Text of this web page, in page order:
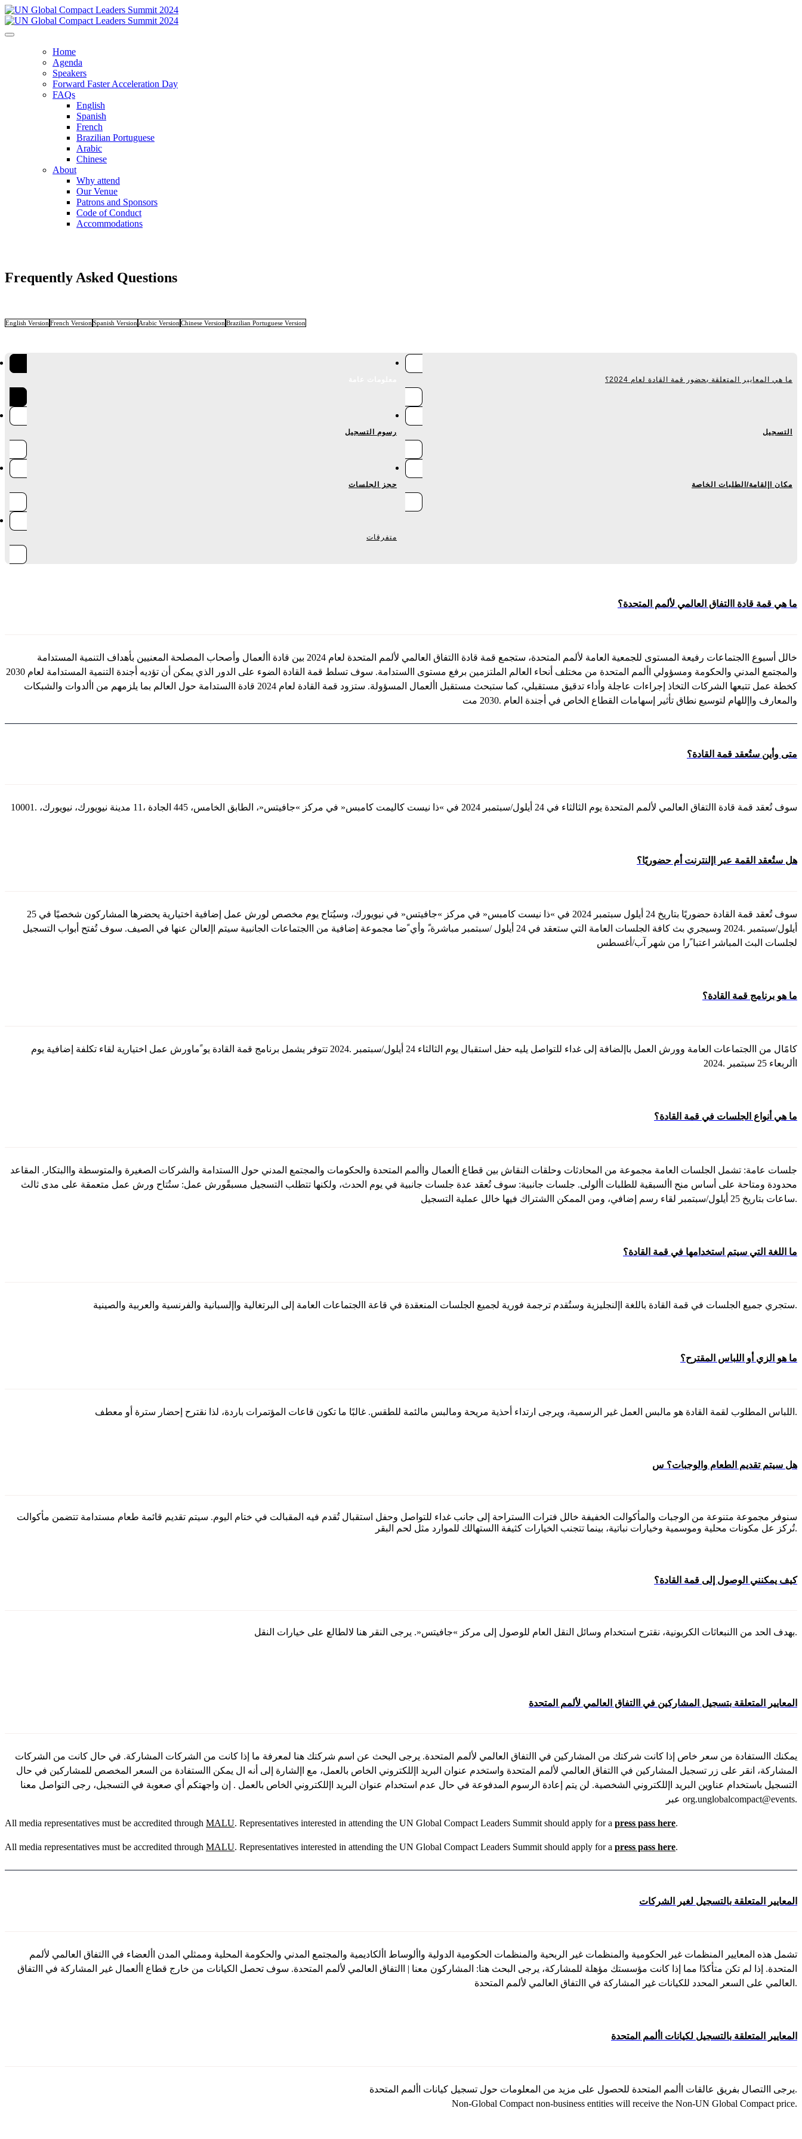
Home
Agenda
Speakers
Forward Faster Acceleration Day
FAQs
English
Spanish
French
Brazilian Portuguese
Arabic
Chinese
About
Why attend
Our Venue
Patrons and Sponsors
Code of Conduct
Accommodations
Frequently Asked Questions
English Version French Version Spanish Version Arabic Version Chinese Version Brazilian Portuguese Version
ما هي المعايير المتعلقة بحضور قمة القادة لعام 2024؟
رسوم التسجيل التسجيل
حجز الجلسات مكان اإلقامة/الطلبات الخاصة
متفرقات
ما هي قمة قادة االتفاق العالمي لألمم المتحدة؟
خالل أسبوع االجتماعات رفيعة المستوى للجمعية العامة لألمم المتحدة، ستجمع قمة قادة االتفاق العالمي لألمم المتحدة لعام 2024 بين قادة األعمال وأصحاب المصلحة المعنيين بأهداف التنمية المستدامة
والمجتمع المدني والحكومة ومسؤولي األمم المتحدة من مختلف أنحاء العالم الملتزمين برفع مستوى االستدامة. سوف تسلط قمة القادة الضوء على الدور الذي يمكن أن تؤديه أجندة التنمية المستدامة لعام 2030
كخطة عمل تتبعها الشركات التخاذ إجراءات عاجلة وأداء تدقيق مستقبلي، كما ستبحث مستقبل األعمال المسؤولة. ستزود قمة القادة لعام 2024 قادة االستدامة حول العالم بما يلزمهم من األدوات والشبكات
والمعارف واإللهام لتوسيع نطاق تأثير إسهامات القطاع الخاص في أجندة العام .2030 مت
متى وأين ستُعقد قمة القادة؟
سوف تُعقد قمة قادة االتفاق العالمي لألمم المتحدة يوم الثالثاء في 24 أيلول/سبتمبر 2024 في »ذا نيست كاليمت كامبس« في مركز »جافيتس«، الطابق الخامس، 445 الجادة ،11 مدينة نيويورك، نيويورك، .10001
هل ستُعقد القمة عبر اإلنترنت أم حضوريًا؟
سوف تُعقد قمة القادة حضوريًا بتاريخ 24 أيلول سبتمبر 2024 في »ذا نيست كامبس« في مركز »جافيتس« في نيويورك، وسيُتاح يوم مخصص لورش عمل إضافية اختيارية يحضرها المشاركون شخصيًا في 25
أيلول/سبتمبر .2024 وسيجري بث كافة الجلسات العامة التي ستعقد في 24 أيلول /سبتمبر مباشرة،ً وأي ًضا مجموعة إضافية من االجتماعات الجانبية سيتم اإلعالن عنها في الصيف. سوف تُفتح أبواب التسجيل
لجلسات البث المباشر اعتبا ًرا من شهر آب/أغسطس
ما هو برنامج قمة القادة؟
كامًال من االجتماعات العامة وورش العمل باإلضافة إلى غداء للتواصل يليه حفل استقبال يوم الثالثاء 24 أيلول/سبتمبر .2024 تتوفر يشمل برنامج قمة القادة يو ًماورش عمل اختيارية لقاء تكلفة إضافية يوم
األربعاء 25 سبتمبر .2024
ما هي أنواع الجلسات في قمة القادة؟
جلسات عامة: تشمل الجلسات العامة مجموعة من المحادثات وحلقات النقاش بين قطاع األعمال واألمم المتحدة والحكومات والمجتمع المدني حول االستدامة والشركات الصغيرة والمتوسطة واالبتكار. المقاعد
محدودة ومتاحة على أساس منح األسبقية للطلبات األولى. جلسات جانبية: سوف تُعقد عدة جلسات جانبية في يوم الحدث، ولكنها تتطلب التسجيل مسبقًورش عمل: ستُتاح ورش عمل متعمقة على مدى ثالث
ساعات بتاريخ 25 أيلول/سبتمبر لقاء رسم إضافي، ومن الممكن االشتراك فيها خالل عملية التسجيل.
ما اللغة التي سيتم استخدامها في قمة القادة؟
ستجري جميع الجلسات في قمة القادة باللغة اإلنجليزية وستُقدم ترجمة فورية لجميع الجلسات المنعقدة في قاعة االجتماعات العامة إلى البرتغالية واإلسبانية والفرنسية والعربية والصينية.
ما هو الزي أو اللباس المقترح؟
اللباس المطلوب لقمة القادة هو مالبس العمل غير الرسمية، ويرجى ارتداء أحذية مريحة ومالبس مالئمة للطقس. غالبًا ما تكون قاعات المؤتمرات باردة، لذا نقترح إحضار سترة أو معطف.
هل سيتم تقديم الطعام والوجبات؟ س
سنوفر مجموعة متنوعة من الوجبات والمأكوالت الخفيفة خالل فترات االستراحة إلى جانب غداء للتواصل وحفل استقبال تُقدم فيه المقبالت في ختام اليوم. سيتم تقديم قائمة طعام مستدامة تتضمن مأكوالت
تُركز عل مكونات محلية وموسمية وخيارات نباتية، بينما تتجنب الخيارات كثيفة االستهالك للموارد مثل لحم البقر.
كيف يمكنني الوصول إلى قمة القادة؟
بهدف الحد من االنبعاثات الكربونية، نقترح استخدام وسائل النقل العام للوصول إلى مركز »جافيتس«. يرجى النقر هنا لالطالع على خيارات النقل.
المعايير المتعلقة بتسجيل المشاركين في االتفاق العالمي لألمم المتحدة
يمكنك االستفادة من سعر خاص إذا كانت شركتك من المشاركين في االتفاق العالمي لألمم المتحدة. يرجى البحث عن اسم شركتك هنا لمعرفة ما إذا كانت من الشركات المشاركة. في حال كانت من الشركات
المشاركة، انقر على زر تسجيل المشاركين في االتفاق العالمي لألمم المتحدة واستخدم عنوان البريد اإللكتروني الخاص بالعمل، مع اإلشارة إلى أنه ال يمكن االستفادة من السعر المخصص للمشاركين في حال
التسجيل باستخدام عناوين البريد اإللكتروني الشخصية. لن يتم إعادة الرسوم المدفوعة في حال عدم استخدام عنوان البريد اإللكتروني الخاص بالعمل . إن واجهتكم أي صعوبة في التسجيل، رجى التواصل معنا
عبر org.unglobalcompact@events.
All media representatives must be accredited through MALU. Representatives interested in attending the UN Global Compact Leaders Summit should apply for a press pass here.
All media representatives must be accredited through MALU. Representatives interested in attending the UN Global Compact Leaders Summit should apply for a press pass here.
المعايير المتعلقة بالتسجيل لغير الشركات
تشمل هذه المعايير المنظمات غير الحكومية والمنظمات غير الربحية والمنظمات الحكومية الدولية واألوساط األكاديمية والمجتمع المدني والحكومة المحلية وممثلي المدن األعضاء في االتفاق العالمي لألمم
المتحدة. إذا لم تكن متأكدًا مما إذا كانت مؤسستك مؤهلة للمشاركة، يرجى البحث هنا: المشاركون معنا | االتفاق العالمي لألمم المتحدة. سوف تحصل الكيانات من خارج قطاع األعمال غير المشاركة في االتفاق
العالمي على السعر المحدد للكيانات غير المشاركة في االتفاق العالمي لألمم المتحدة.
المعايير المتعلقة بالتسجيل لكيانات األمم المتحدة
يرجى االتصال بفريق عالقات األمم المتحدة للحصول على مزيد من المعلومات حول تسجيل كيانات األمم المتحدة.
Non-Global Compact non-business entities will receive the Non-UN Global Compact price.